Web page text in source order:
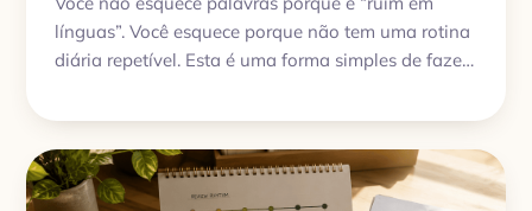
línguas”. Você esquece porque não tem uma rotina
diária repetível. Esta é uma forma simples de fazer
Lingua Cards.